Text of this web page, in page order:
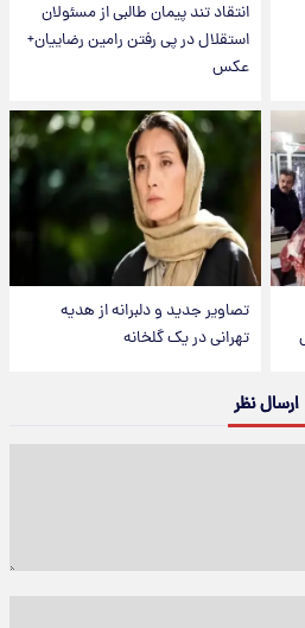
انتقاد تند پیمان طالبی از مسئولان
استقلال در پی رفتن رامین رضاییان+
عکس
تصاویر جدید و دلبرانه از هدیه
تهرانی در یک گلخانه
ارسال نظر